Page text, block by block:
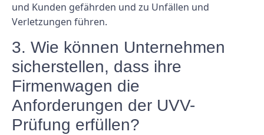
und Kunden gefährden und zu Unfällen und
Verletzungen führen.
3. Wie können Unternehmen
sicherstellen, dass ihre
Firmenwagen die
Anforderungen der UVV-
Prüfung erfüllen?